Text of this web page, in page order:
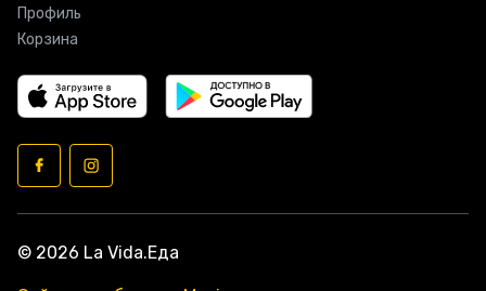
Профиль
Корзина
© 2026 La Vida.Еда